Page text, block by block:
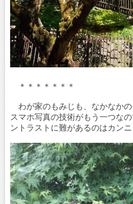
＊＊＊＊＊＊＊
わが家のもみじも、なかなかの
スマホ写真の技術がもう一つな
ントラストに難があるのはカンニ